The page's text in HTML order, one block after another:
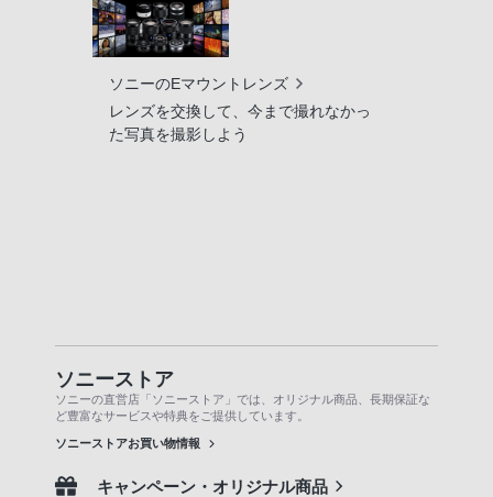
ソニーのEマウントレンズ
レンズを交換して、今まで撮れなかっ
た写真を撮影しよう
ソニーストア
ソニーの直営店「ソニーストア」では、オリジナル商品、長期保証な
ど豊富なサービスや特典をご提供しています。
ソニーストアお買い物情報
キャンペーン・オリジナル商品